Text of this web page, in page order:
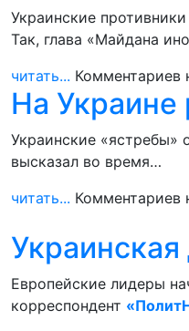
Украинские
Так, глава «Майдана
читать... Комментариев
На Украине
Украинские «ястребы»
высказал во время…
читать... Комментариев
Европейские лидеры
корреспондент